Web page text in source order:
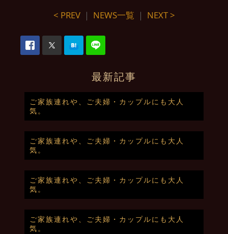
< PREV｜ NEWS一覧 ｜ NEXT >
最新記事
ご家族連れや、ご夫婦・カップルにも大人
気。
ご家族連れや、ご夫婦・カップルにも大人
気。
ご家族連れや、ご夫婦・カップルにも大人
気。
ご家族連れや、ご夫婦・カップルにも大人
気。